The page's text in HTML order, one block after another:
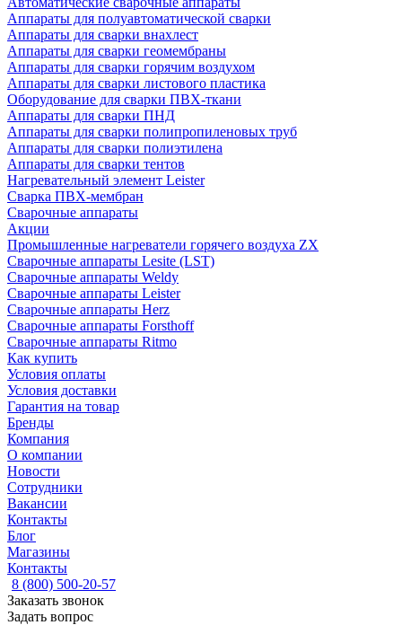
Аппараты для полуавтоматической сварки
Аппараты для сварки внахлест
Аппараты для сварки геомембраны
Аппараты для сварки горячим воздухом
Аппараты для сварки листового пластика
Оборудование для сварки ПВХ-ткани
Аппараты для сварки ПНД
Аппараты для сварки полипропиленовых труб
Аппараты для сварки полиэтилена
Аппараты для сварки тентов
Нагревательный элемент Leister
Сварка ПВХ-мембран
Сварочные аппараты
Акции
Промышленные нагреватели горячего воздуха ZX
Сварочные аппараты Lesite (LST)
Сварочные аппараты Weldy
Сварочные аппараты Leister
Сварочные аппараты Herz
Сварочные аппараты Forsthoff
Сварочные аппараты Ritmo
Как купить
Условия оплаты
Условия доставки
Гарантия на товар
Бренды
Компания
О компании
Новости
Сотрудники
Вакансии
Контакты
Блог
Магазины
Контакты
8 (800) 500-20-57
Заказать звонок
Задать вопрос